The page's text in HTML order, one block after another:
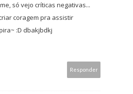
só vejo críticas negativas...
coragem pra assistir
:D dbakjbdkj
Responder